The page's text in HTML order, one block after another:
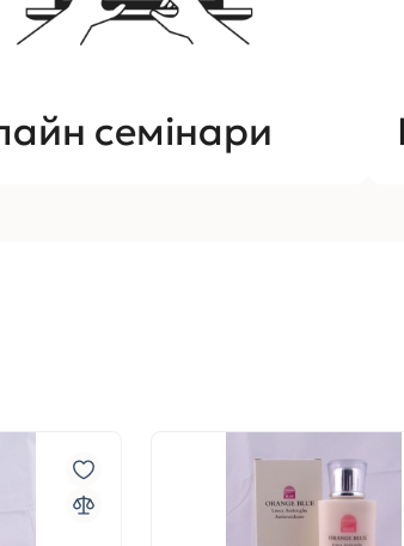
семінари